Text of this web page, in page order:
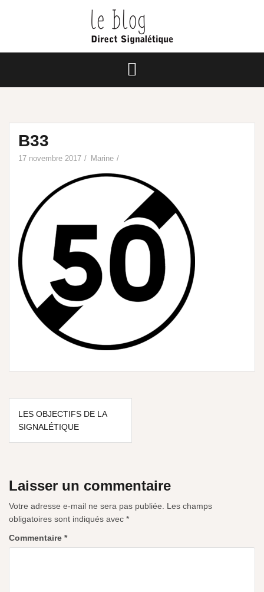
B33
17 novembre 2017 Marine
LES OBJECTIFS DE LA
SIGNALÉTIQUE
Laisser un commentaire
Votre adresse e-mail ne sera pas publiée.
Les champs
obligatoires sont indiqués avec *
Commentaire *